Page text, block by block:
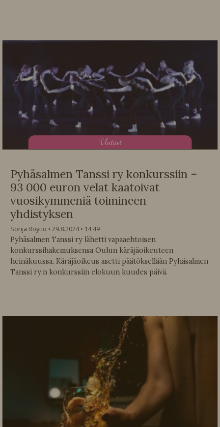
Uutiset
Pyhäsalmen Tanssi ry konkurssiin –
93 000 euron velat kaatoivat
vuosikymmeniä toimineen
yhdistyksen
Sonja Röytiö 29.8.2024
14:49
Pyhäsalmen Tanssi ry lähetti vapaaehtoisen
konkurssihakemuksensa Oulun käräjäoikeuteen
heinäkuussa. Käräjäoikeus asetti päätöksellään Pyhäsalmen
Tanssi ry:n konkurssiin elokuun kuudes päivä.